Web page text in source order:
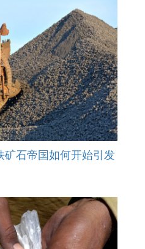
矿石帝国如何开始引发